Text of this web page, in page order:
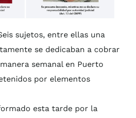
sujetos, entre ellas una
se dedicaban a cobrar
semanal en Puerto
por elementos
esta tarde por la